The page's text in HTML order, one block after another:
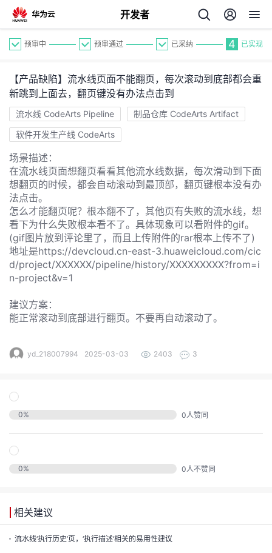
开发者
个
人
主
页
我
的
开
发
者
的
我
播
活
动
的
关
我
的
我
预审中 预审通过 已采纳 4 已实现
【产品缺陷】流水线页面不能翻页，每次滚动到底部都会重
新跳到上面去，翻页键没有办法点击到
流水线 CodeArts Pipeline
制品仓库 CodeArts Artifact
软件开发生产线 CodeArts
场景描述：
在流水线页面想翻页看看其他流水线数据，每次滑动到下面
想翻页的时候，都会自动滚动到最顶部，翻页键根本没有办
法点击。
怎么才能翻页呢？根本翻不了，其他页有失败的流水线，想
看下为什么失败根本看不了。具体现象可以看附件的gif。
(gif图片放到评论里了，而且上传附件的rar根本上传不了)
地址是https://devcloud.cn-east-3.huaweicloud.com/cic
d/project/XXXXXX/pipeline/history/XXXXXXXXX?from=i
n-project&v=1
建议方案：
能正常滚动到底部进行翻页。不要再自动滚动了。
yd_218007994 2025-03-03 2403 3
0% 0人赞同
0% 0人不赞同
相关建议
流水线‘执行历史’页，‘执行描述’相关的易用性建议